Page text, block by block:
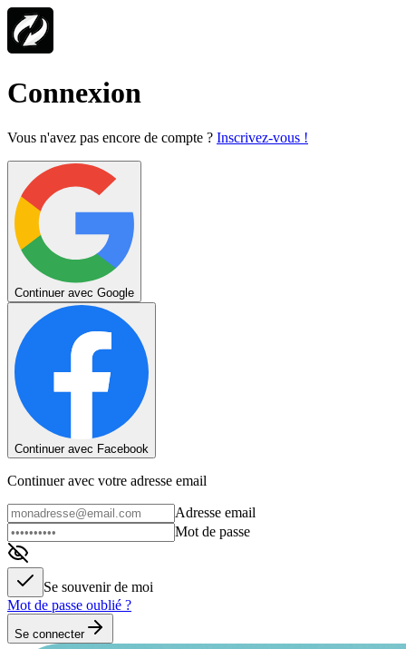
Connexion
Vous n'avez pas encore de compte ? Inscrivez-vous !
Continuer avec Google
Continuer avec Facebook
Continuer avec votre adresse email
Adresse email
Mot de passe
Se souvenir de moi
Mot de passe oublié ?
Se connecter